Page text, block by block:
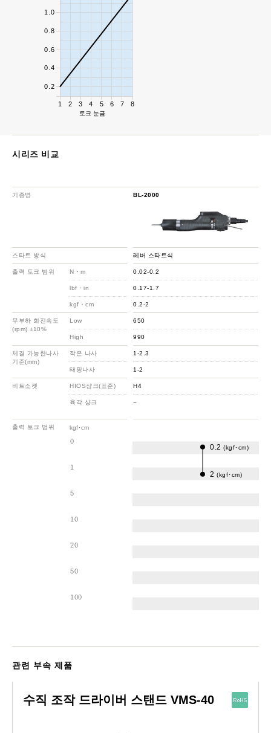
1 2 3 4 5 6 7 8
토크 눈금
0.2
0.4
0.6
0.8
1.0
시리즈 비교
기종명
스타트 방식
출력 토크 범위 N・m
lbf・in
kgf・cm
무부하 회전속도
(rpm) ±10%
Low
High
체결 가능한나사
기준(mm)
작은 나사
태핑나사
비트소켓 HIOS샹크(표준)
육각 샹크
출력 토크 범위
0
1
5
10
20
50
100
kgf･cm
BL-2000
레버 스타트식
0.02-0.2
0.17-1.7
0.2-2
650
990
1-2.3
1-2
H4
−
0.2 (kgf･cm)
2 (kgf･cm)
관련 부속 제품
수직 조작 드라이버 스탠드 VMS-40